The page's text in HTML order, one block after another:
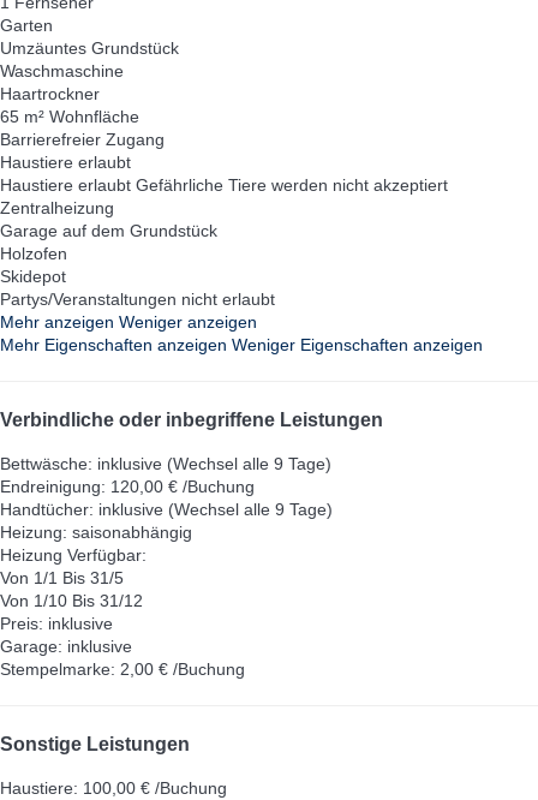
Garten
Umzäuntes Grundstück
Waschmaschine
Haartrockner
65 m² Wohnfläche
Barrierefreier Zugang
Haustiere erlaubt
Haustiere erlaubt Gefährliche Tiere werden nicht akzeptiert
Zentralheizung
Garage auf dem Grundstück
Holzofen
Skidepot
Partys/Veranstaltungen nicht erlaubt
Mehr anzeigen Weniger anzeigen
Mehr Eigenschaften anzeigen Weniger Eigenschaften anzeigen
Verbindliche oder inbegriffene Leistungen
Bettwäsche: inklusive (Wechsel alle 9 Tage)
Endreinigung: 120,00 € /Buchung
Handtücher: inklusive (Wechsel alle 9 Tage)
Heizung: saisonabhängig
Heizung Verfügbar:
Von 1/1 Bis 31/5
Von 1/10 Bis 31/12
Preis: inklusive
Garage: inklusive
Stempelmarke: 2,00 € /Buchung
Sonstige Leistungen
Haustiere: 100,00 € /Buchung